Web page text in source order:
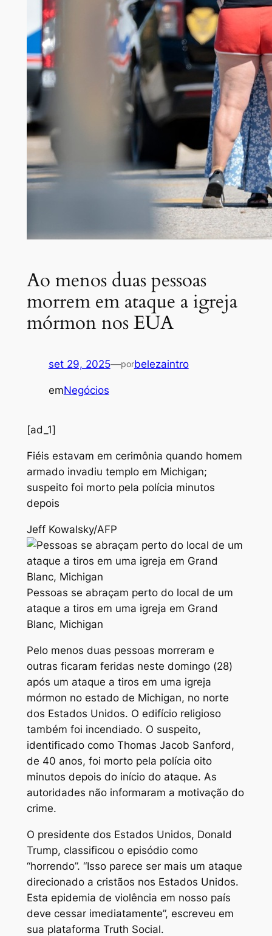
Ao menos duas pessoas
morrem em ataque a igreja
mórmon nos EUA
set 29, 2025—porbelezaintro
emNegócios
[ad_1]
Fiéis estavam em cerimônia quando homem
armado invadiu templo em Michigan;
suspeito foi morto pela polícia minutos
depois
Jeff Kowalsky/AFP
Pessoas se abraçam perto do local de um
ataque a tiros em uma igreja em Grand
Blanc, Michigan
Pelo menos duas pessoas morreram e
outras ficaram feridas neste domingo (28)
após um ataque a tiros em uma igreja
mórmon no estado de Michigan, no norte
dos Estados Unidos. O edifício religioso
também foi incendiado. O suspeito,
identificado como Thomas Jacob Sanford,
de 40 anos, foi morto pela polícia oito
minutos depois do início do ataque. As
autoridades não informaram a motivação do
crime.
O presidente dos Estados Unidos, Donald
Trump, classificou o episódio como
“horrendo”. “Isso parece ser mais um ataque
direcionado a cristãos nos Estados Unidos.
Esta epidemia de violência em nosso país
deve cessar imediatamente”, escreveu em
sua plataforma Truth Social.